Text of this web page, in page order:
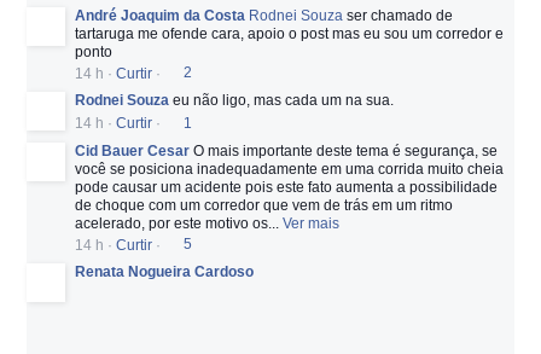
André Joaquim da Costa Rodnei Souza ser chamado de
tartaruga me ofende cara, apoio o post mas eu sou um corredor e
ponto
14 h · Curtir ·
2
Rodnei Souza eu não ligo, mas cada um na sua.
14 h · Curtir ·
1
Cid Bauer Cesar O mais importante deste tema é segurança, se
você se posiciona inadequadamente em uma corrida muito cheia
pode causar um acidente pois este fato aumenta a possibilidade
de choque com um corredor que vem de trás em um ritmo
acelerado, por este motivo os... Ver mais
14 h · Curtir ·
5
Renata Nogueira Cardoso